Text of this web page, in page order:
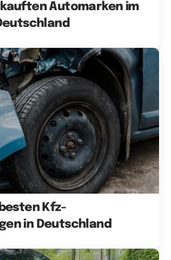
Automarken im
Kfz-
in Deutschland